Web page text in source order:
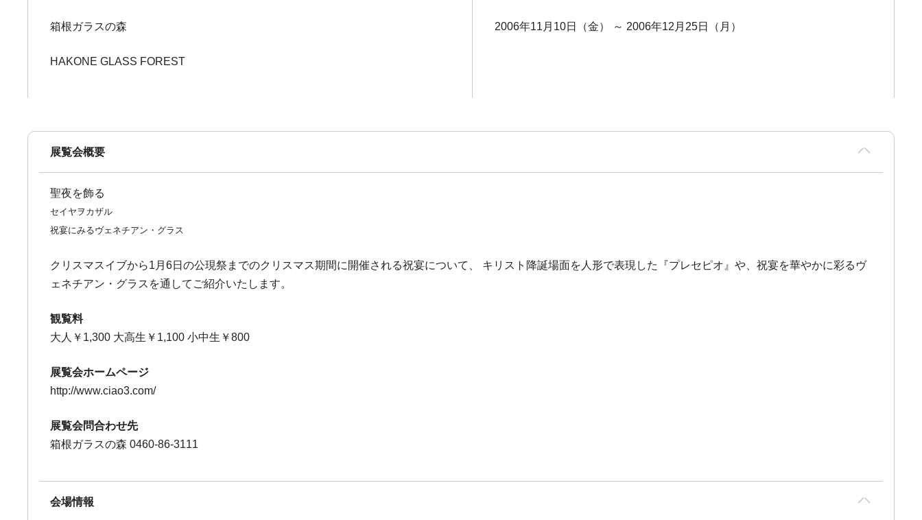
箱根ガラスの森
HAKONE GLASS FOREST
2006年11月10日（金） ～ 2006年12月25日（月）
展覧会概要
聖夜を飾る
セイヤヲカザル
祝宴にみるヴェネチアン・グラス
クリスマスイブから1月6日の公現祭までのクリスマス期間に開催される祝宴について、 キリスト降誕場面を人形で表現した『プレセピオ』や、祝宴を華やかに彩るヴ
ェネチアン・グラスを通してご紹介いたします。
観覧料
大人￥1,300 大高生￥1,100 小中生￥800
展覧会ホームページ
http://www.ciao3.com/
展覧会問合わせ先
箱根ガラスの森 0460-86-3111
会場情報